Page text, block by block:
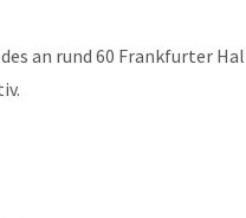
an rund 60 Frankfurter